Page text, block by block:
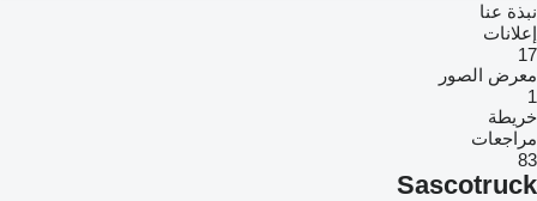
نبذة عنا
إعلانات
17
معرض الصور
1
خريطة
مراجعات
83
Sascotruck